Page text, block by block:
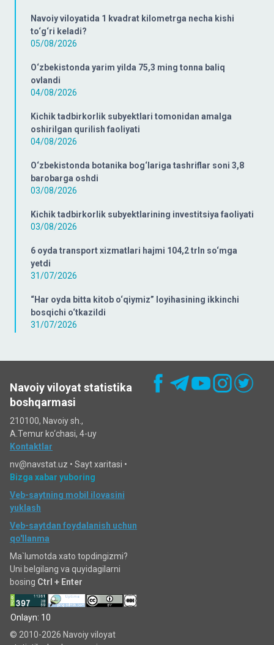
Navoiy viloyatida 1 kvadrat kilometrga necha kishi
to‘g‘ri keladi?
05/08/2026
O‘zbekistonda yarim yilda 75,3 ming tonna baliq
ovlandi
04/08/2026
Kichik tadbirkorlik subyektlari tomonidan amalga
oshirilgan qurilish faoliyati
04/08/2026
O‘zbekistonda botanika bog‘lariga tashriflar soni 3,8
barobarga oshdi
03/08/2026
Kichik tadbirkorlik subyektlarining investitsiya faoliyati
03/08/2026
6 oyda transport xizmatlari hajmi 104,2 trln so‘mga
yetdi
31/07/2026
“Har oyda bitta kitob o‘qiymiz” loyihasining ikkinchi
bosqichi o‘tkazildi
31/07/2026
Navoiy viloyat statistika
boshqarmasi
210100, Navoiy sh.,
A.Temur ko‘chаsi, 4-uy
Kontaktlar
nv@navstat.uz • Sayt xaritasi •
Bizga xabar yuboring
Veb-saytning mobil ilovasini
yuklash
Veb-saytdan foydalanish uchun
qo'llanma
Ma`lumotda xato topdingizmi?
Uni belgilang va quyidagilarni
bosing Ctrl + Enter
Onlayn: 10
© 2010-2026 Navoiy viloyat